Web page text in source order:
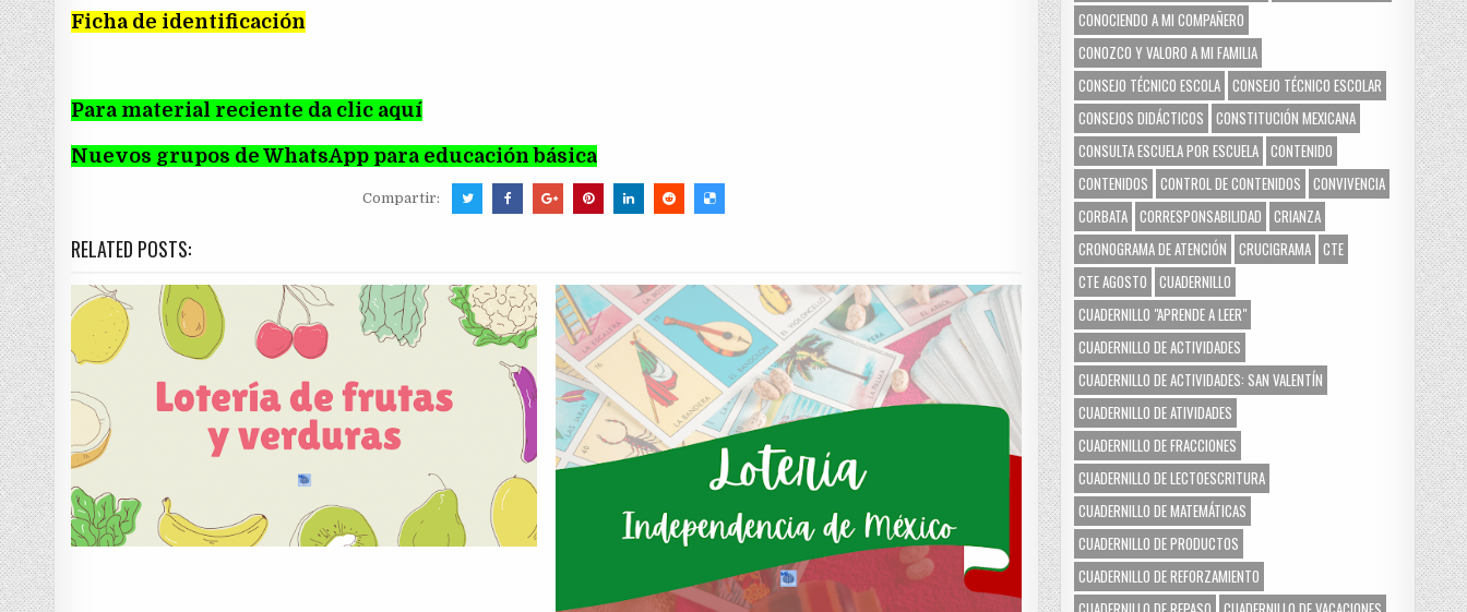
Ficha de identificación
Para material reciente da clic aquí
Nuevos grupos de WhatsApp para educación básica
Compartir:
RELATED POSTS:
CONOCIENDO A MI COMPAÑERO
CONOZCO Y VALORO A MI FAMILIA
CONSEJO TÉCNICO ESCOLA CONSEJO TÉCNICO ESCOLAR
CONSEJOS DIDÁCTICOS CONSTITUCIÓN MEXICANA
CONSULTA ESCUELA POR ESCUELA CONTENIDO
CONTENIDOS CONTROL DE CONTENIDOS CONVIVENCIA
CORBATA CORRESPONSABILIDAD CRIANZA
CRONOGRAMA DE ATENCIÓN CRUCIGRAMA CTE
CTE AGOSTO CUADERNILLO
CUADERNILLO "APRENDE A LEER"
CUADERNILLO DE ACTIVIDADES
CUADERNILLO DE ACTIVIDADES: SAN VALENTÍN
CUADERNILLO DE ATIVIDADES
CUADERNILLO DE FRACCIONES
CUADERNILLO DE LECTOESCRITURA
CUADERNILLO DE MATEMÁTICAS
CUADERNILLO DE PRODUCTOS
CUADERNILLO DE REFORZAMIENTO